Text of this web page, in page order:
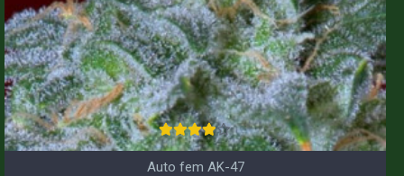
Auto fem AK-47